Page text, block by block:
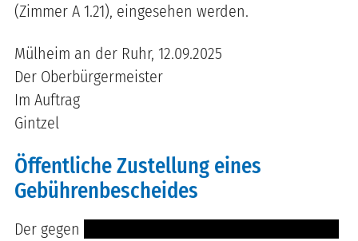
(Zimmer A 1.21), eingesehen werden.
Mülheim an der Ruhr, 12.09.2025
Der Oberbürgermeister
Im Auftrag
Gintzel
Öffentliche Zustellung eines
Gebührenbescheides
Der gegen